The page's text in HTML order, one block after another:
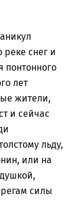
снег и
понтонного
лет
жители,
и сейчас
льду,
или на
силы